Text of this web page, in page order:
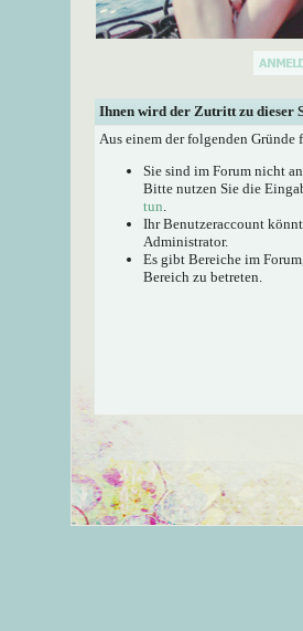
Ihnen wird der Zutritt zu dieser
Aus einem der folgenden
Sie sind im Forum nicht
Bitte nutzen Sie die
tun.
Ihr Benutzeraccount
Administrator.
Es gibt Bereiche im
Bereich zu betreten.